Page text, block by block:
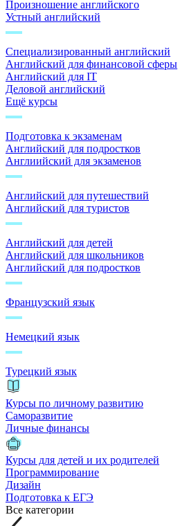
Произношение английского
Устный английский
Специализированный английский
Английский для финансовой сферы
Английский для IT
Деловой английский
Ещё курсы
Подготовка к экзаменам
Английский для подростков
Англиийский для экзаменов
Английский для путешествий
Английский для туристов
Английский для детей
Английский для школьников
Английский для подростков
Французский язык
Немецкий язык
Турецкий язык
Курсы по личному развитию
Саморазвитие
Личные финансы
Курсы для детей и их родителей
Программирование
Дизайн
Подготовка к ЕГЭ
Все категории